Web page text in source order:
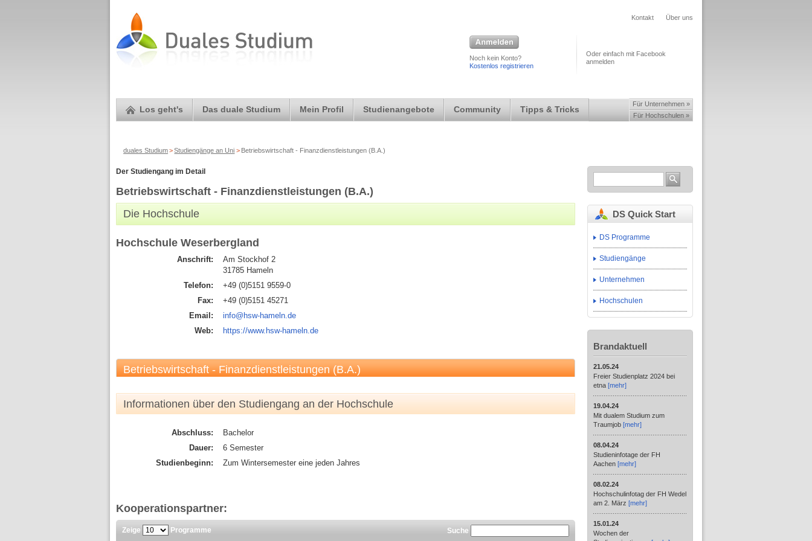
Kontakt Über uns
Noch kein Konto?
Kostenlos registrieren
Oder einfach mit Facebook
anmelden
Los geht's Das duale Studium Mein Profil Studienangebote Community Tipps & Tricks
Für Unternehmen »
Für Hochschulen »
duales Studium> Studiengänge an Uni > Betriebswirtschaft - Finanzdienstleistungen (B.A.)
Der Studiengang im Detail
Betriebswirtschaft - Finanzdienstleistungen (B.A.)
Die Hochschule
Hochschule Weserbergland
Anschrift:
Am Stockhof 2
31785 Hameln
Telefon:
+49 (0)5151 9559-0
Fax:
+49 (0)5151 45271
Email:
info@hsw-hameln.de
Web:
https://www.hsw-hameln.de
Betriebswirtschaft - Finanzdienstleistungen (B.A.)
Informationen über den Studiengang an der Hochschule
Abschluss:
Bachelor
Dauer:
6 Semester
Studienbeginn:
Zum Wintersemester eine jeden Jahres
Kooperationspartner:
Zeige Programme Suche
DS Quick Start
DS Programme
Studiengänge
Unternehmen
Hochschulen
Brandaktuell
21.05.24
Freier Studienplatz 2024 bei
etna [mehr]
19.04.24
Mit dualem Studium zum
Traumjob [mehr]
08.04.24
Studieninfotage der FH
Aachen [mehr]
08.02.24
Hochschulinfotag der FH Wedel
am 2. März [mehr]
15.01.24
Wochen der